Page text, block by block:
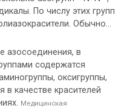
По числу этих групп
Обычно...
азосоединения, в
содержатся
оксигруппы,
в качестве красителей
Медицинская